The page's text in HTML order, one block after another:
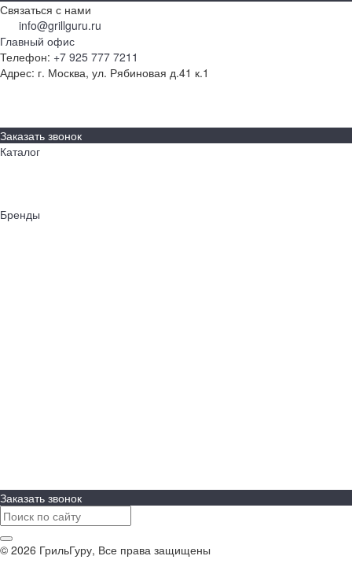
Связаться с нами
info@grillguru.ru
Главный офис
Телефон: +7 925 777 7211
Адрес: г. Москва, ул. Рябиновая д.41 к.1
Заказать звонок
Каталог
Бренды
Заказать звонок
© 2026 ГрильГуру, Все права защищены